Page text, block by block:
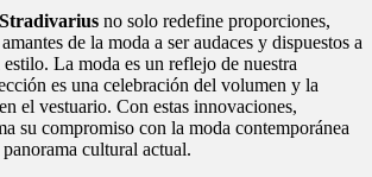
Stradivarius no solo redefine proporciones,
de la moda a ser audaces y dispuestos a
La moda es un reflejo de nuestra
es una celebración del volumen y la
el vestuario. Con estas innovaciones,
su compromiso con la moda contemporánea
cultural actual.